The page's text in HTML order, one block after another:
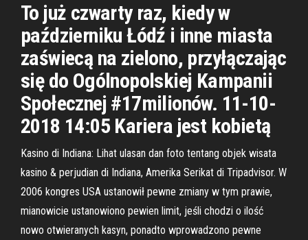
To już czwarty raz, kiedy w
październiku Łódź i inne miasta
zaświecą na zielono, przyłączając
się do Ogólnopolskiej Kampanii
Społecznej #17milionów. 11-10-
2018 14:05 Kariera jest kobietą
Kasino di Indiana: Lihat ulasan dan foto tentang objek wisata
kasino & perjudian di Indiana, Amerika Serikat di Tripadvisor. W
2006 kongres USA ustanowił pewne zmiany w tym prawie,
mianowicie ustanowiono pewien limit, jeśli chodzi o ilość
nowo otwieranych kasyn, ponadto wprowadzono pewne